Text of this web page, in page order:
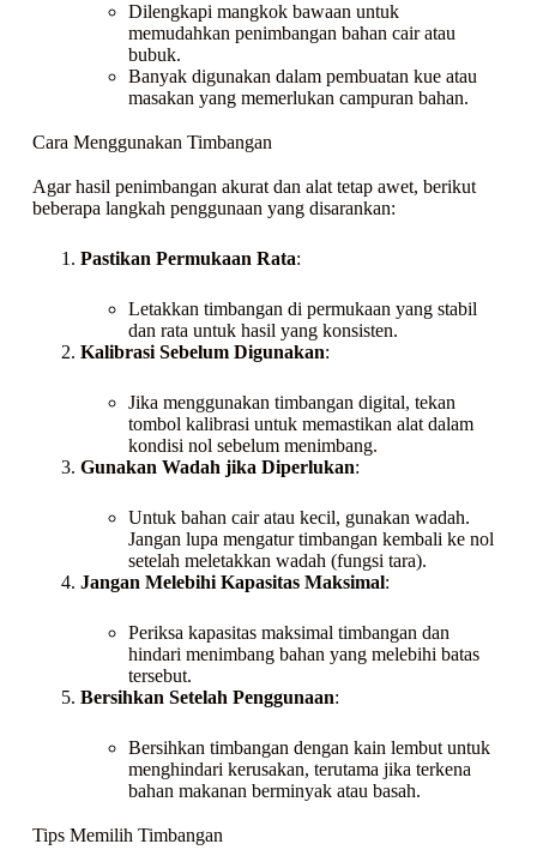
Dilengkapi mangkok bawaan untuk
memudahkan penimbangan bahan cair atau
bubuk.
Banyak digunakan dalam pembuatan kue atau
masakan yang memerlukan campuran bahan.
Cara Menggunakan Timbangan
Agar hasil penimbangan akurat dan alat tetap awet, berikut
beberapa langkah penggunaan yang disarankan:
Pastikan Permukaan Rata:
Letakkan timbangan di permukaan yang stabil
dan rata untuk hasil yang konsisten.
Kalibrasi Sebelum Digunakan:
Jika menggunakan timbangan digital, tekan
tombol kalibrasi untuk memastikan alat dalam
kondisi nol sebelum menimbang.
Gunakan Wadah jika Diperlukan:
Untuk bahan cair atau kecil, gunakan wadah.
Jangan lupa mengatur timbangan kembali ke nol
setelah meletakkan wadah (fungsi tara).
Jangan Melebihi Kapasitas Maksimal:
Periksa kapasitas maksimal timbangan dan
hindari menimbang bahan yang melebihi batas
tersebut.
Bersihkan Setelah Penggunaan:
Bersihkan timbangan dengan kain lembut untuk
menghindari kerusakan, terutama jika terkena
bahan makanan berminyak atau basah.
Tips Memilih Timbangan